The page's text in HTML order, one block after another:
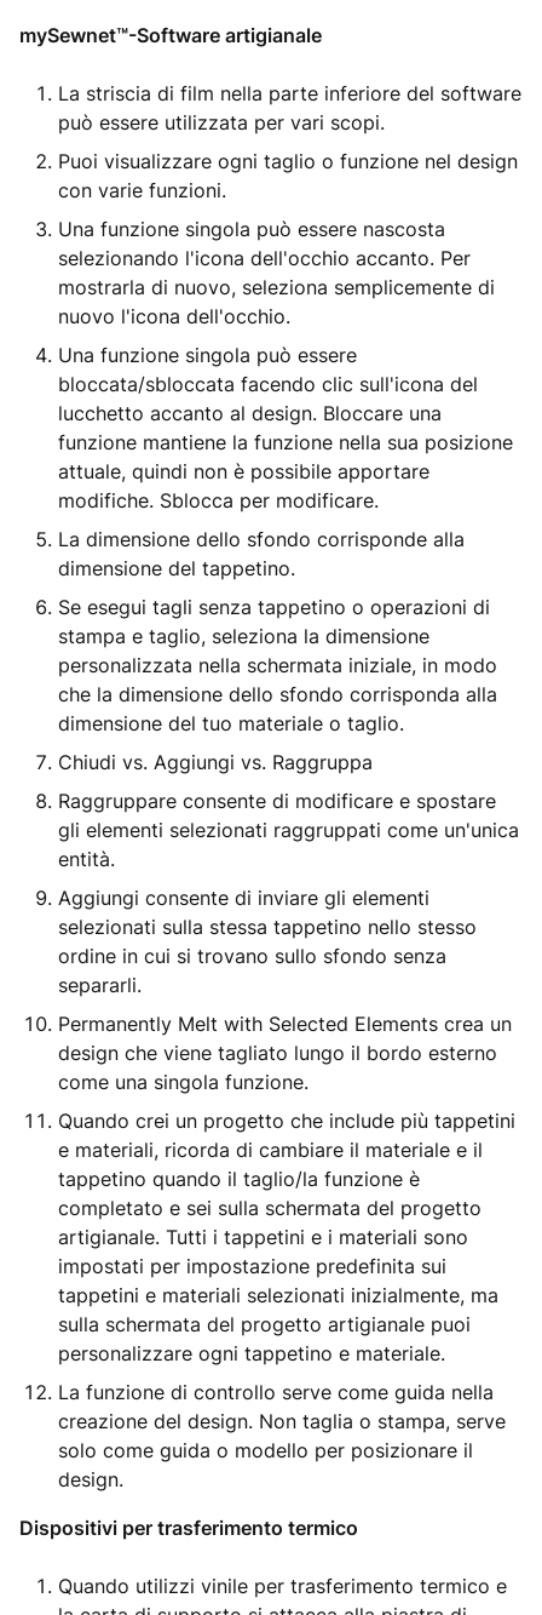
mySewnet™-Software artigianale
La striscia di film nella parte inferiore del software
può essere utilizzata per vari scopi.
Puoi visualizzare ogni taglio o funzione nel design
con varie funzioni.
Una funzione singola può essere nascosta
selezionando l'icona dell'occhio accanto. Per
mostrarla di nuovo, seleziona semplicemente di
nuovo l'icona dell'occhio.
Una funzione singola può essere
bloccata/sbloccata facendo clic sull'icona del
lucchetto accanto al design. Bloccare una
funzione mantiene la funzione nella sua posizione
attuale, quindi non è possibile apportare
modifiche. Sblocca per modificare.
La dimensione dello sfondo corrisponde alla
dimensione del tappetino.
Se esegui tagli senza tappetino o operazioni di
stampa e taglio, seleziona la dimensione
personalizzata nella schermata iniziale, in modo
che la dimensione dello sfondo corrisponda alla
dimensione del tuo materiale o taglio.
Chiudi vs. Aggiungi vs. Raggruppa
Raggruppare consente di modificare e spostare
gli elementi selezionati raggruppati come un'unica
entità.
Aggiungi consente di inviare gli elementi
selezionati sulla stessa tappetino nello stesso
ordine in cui si trovano sullo sfondo senza
separarli.
Permanently Melt with Selected Elements crea un
design che viene tagliato lungo il bordo esterno
come una singola funzione.
Quando crei un progetto che include più tappetini
e materiali, ricorda di cambiare il materiale e il
tappetino quando il taglio/la funzione è
completato e sei sulla schermata del progetto
artigianale. Tutti i tappetini e i materiali sono
impostati per impostazione predefinita sui
tappetini e materiali selezionati inizialmente, ma
sulla schermata del progetto artigianale puoi
personalizzare ogni tappetino e materiale.
La funzione di controllo serve come guida nella
creazione del design. Non taglia o stampa, serve
solo come guida o modello per posizionare il
design.
Dispositivi per trasferimento termico
Quando utilizzi vinile per trasferimento termico e